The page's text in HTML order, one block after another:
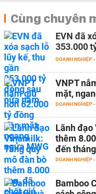
Cùng chuyên
EVN đã
353.000
DOANH NGHIỆP -
VNPT
mặt,
DOANH NGHIỆP -
Lãnh đạo
thêm
đến
DOANH NGHIỆP -
Bamboo